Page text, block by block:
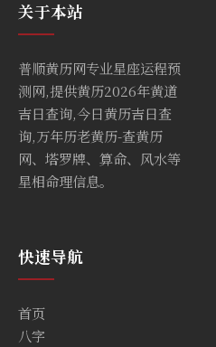
关于本站
普顺黄历网专业星座运程预
测网,提供黄历2026年黄道
吉日查询,今日黄历吉日查
询,万年历老黄历-查黄历
网、塔罗牌、算命、风水等
星相命理信息。
快速导航
首页
八字